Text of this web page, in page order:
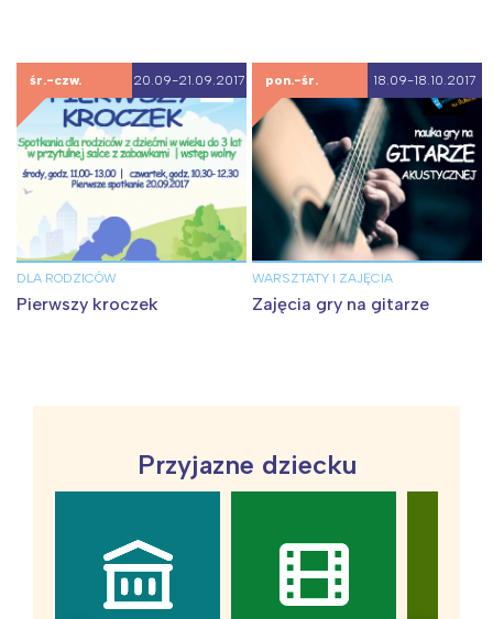
śr.-czw. 20.09-21.09.2017
DLA RODZICÓW
Pierwszy kroczek
pon.-śr. 18.09-18.10.2017
WARSZTATY I ZAJĘCIA
Zajęcia gry na gitarze
Przyjazne dziecku
Interesują mnie wydarzenia z
tego regionu: